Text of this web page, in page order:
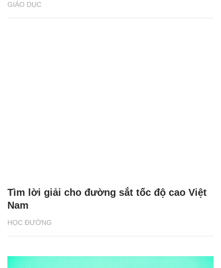
GIÁO DỤC
HỌC ĐƯỜNG
Tìm lời giải cho đường sắt tốc độ cao Việt
Nam